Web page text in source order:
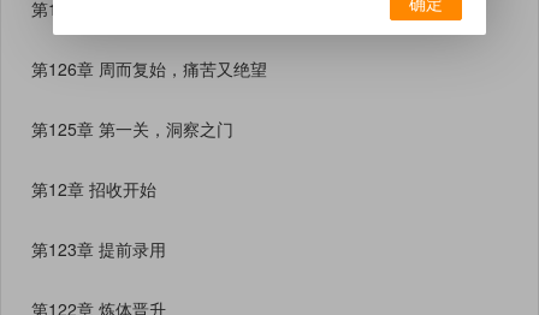
第127章 质问星月宗
第126章 周而复始，痛苦又绝望
第125章 第一关，洞察之门
第12章 招收开始
第123章 提前录用
第122章 炼体晋升